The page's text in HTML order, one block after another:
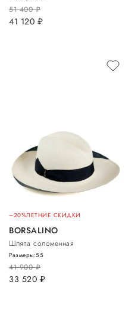
51 400руб.
41 120 руб.
–20%ЛЕТНИЕ СКИДКИ
BORSALINO
Шляпа соломенная
41 900руб.
33 520 руб.
Размеры:55